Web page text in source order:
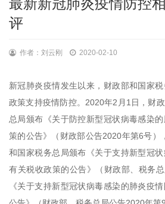
最新新冠肺炎疫情防控
评
作者：刘云刚 2020-02-10
新冠肺炎疫情发生以来，财政部和国家
政策支持疫情防控。2020年2月1日，财
总局颁布《关于防控新型冠状病毒感染
策的公告》（财政部公告2020年第6号）
和国家税务总局颁布《关于支持新型冠
有关税收政策的公告》（财政部、税务
《关于支持新型冠状病毒感染的肺炎疫